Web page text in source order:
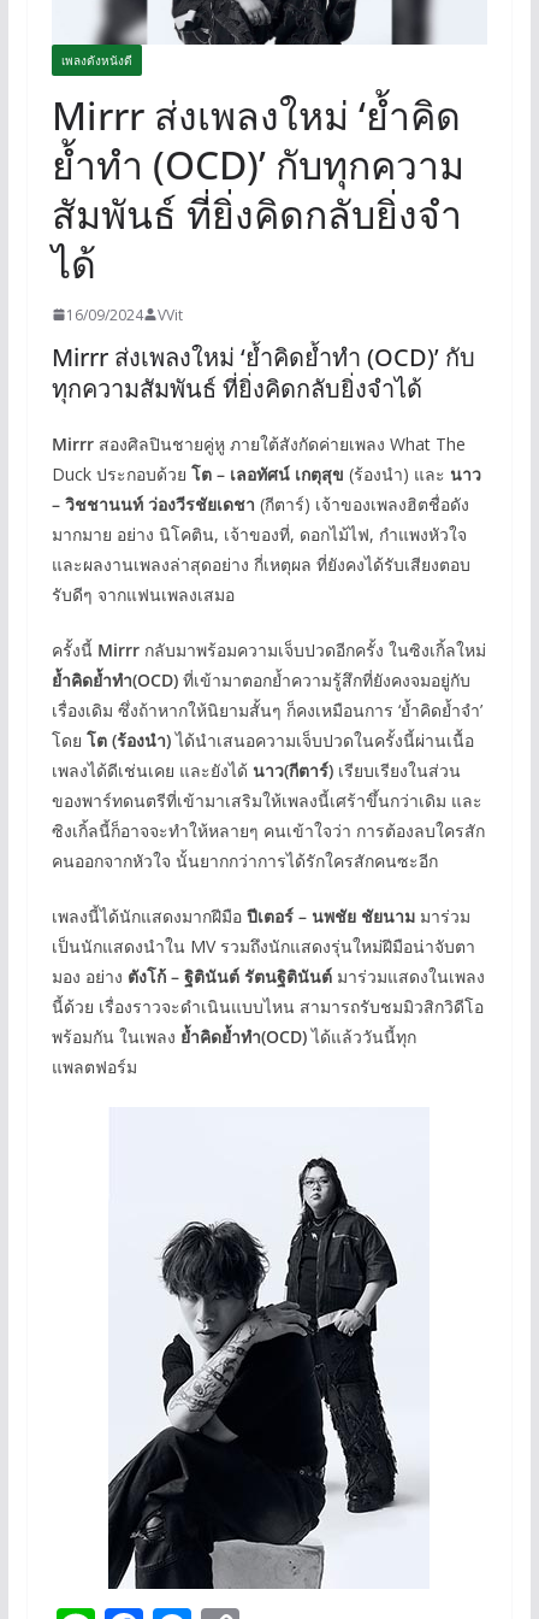
เพลงดังหนังดี
Mirrr ส่งเพลงใหม่ ‘ย้ำคิด
ย้ำทำ (OCD)’ กับทุกความ
สัมพันธ์ ที่ยิ่งคิดกลับยิ่งจำ
ได้
16/09/2024 VVit
Mirrr ส่งเพลงใหม่ ‘ย้ำคิดย้ำทำ (OCD)’ กับ
ทุกความสัมพันธ์ ที่ยิ่งคิดกลับยิ่งจำได้
Mirrrสองศิลปินชายคู่หู ภายใต้สังกัดค่ายเพลง What The
Duck ประกอบด้วย โต – เลอทัศน์ เกตุสุข (ร้องนำ) และ นาว
– วิชชานนท์ ว่องวีรชัยเดชา (กีตาร์) เจ้าของเพลงฮิตชื่อดัง
มากมาย อย่าง นิโคติน, เจ้าของที่, ดอกไม้ไฟ, กำแพงหัวใจ
และผลงานเพลงล่าสุดอย่าง กี่เหตุผล ที่ยังคงได้รับเสียงตอบ
รับดีๆ จากแฟนเพลงเสมอ
ครั้งนี้ Mirrr กลับมาพร้อมความเจ็บปวดอีกครั้ง ในซิงเกิ้ลใหม่
ย้ำคิดย้ำทำ(OCD)ที่เข้ามาตอกย้ำความรู้สึกที่ยังคงจมอยู่กับ
เรื่องเดิม ซึ่งถ้าหากให้นิยามสั้นๆ ก็คงเหมือนการ ‘ย้ำคิดย้ำจำ’
โดย โต (ร้องนำ)ได้นำเสนอความเจ็บปวดในครั้งนี้ผ่านเนื้อ
เพลงได้ดีเช่นเคย และยังได้ นาว(กีตาร์)เรียบเรียงในส่วน
ของพาร์ทดนตรีที่เข้ามาเสริมให้เพลงนี้เศร้าขึ้นกว่าเดิม และ
ซิงเกิ้ลนี้ก็อาจจะทำให้หลายๆ คนเข้าใจว่า การต้องลบใครสัก
คนออกจากหัวใจ นั้นยากกว่าการได้รักใครสักคนซะอีก
เพลงนี้ได้นักแสดงมากฝีมือ ปีเตอร์ – นพชัย ชัยนามมาร่วม
เป็นนักแสดงนำใน MV รวมถึงนักแสดงรุ่นใหม่ฝีมือน่าจับตา
มอง อย่าง ตังโก้ – ฐิตินันต์ รัตนฐิตินันต์มาร่วมแสดงในเพลง
นี้ด้วย เรื่องราวจะดำเนินแบบไหน สามารถรับชมมิวสิกวิดีโอ
พร้อมกัน ในเพลง ย้ำคิดย้ำทำ(OCD)ได้แล้ววันนี้ทุก
แพลตฟอร์ม